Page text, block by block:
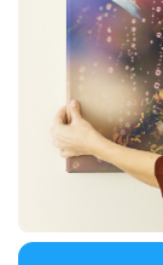
Фотоподарки
Багетная
Полиграфия